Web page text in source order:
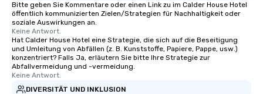
Bitte geben Sie Kommentare oder einen Link zu im Calder House Hotel
öffentlich kommunizierten Zielen/Strategien für Nachhaltigkeit oder
soziale Auswirkungen an.
Keine Antwort.
Hat Calder House Hotel eine Strategie, die sich auf die Beseitigung
und Umleitung von Abfällen (z. B. Kunststoffe, Papiere, Pappe, usw.)
konzentriert? Falls Ja, erläutern Sie bitte Ihre Strategie zur
Abfallvermeidung und -vermeidung.
Keine Antwort.
DIVERSITÄT UND INKLUSION